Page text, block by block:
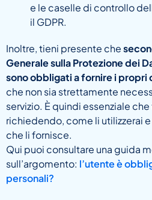
e le caselle di controllo
il GDPR.
Inoltre, tieni presente che
Generale sulla Protezione dei
sono obbligati a fornire i propri
che non sia strettamente
servizio. È quindi essenziale
richiedendo, come li utilizzerai
che li fornisce.
Qui puoi consultare una guida
sull’argomento: l’utente è
personali?